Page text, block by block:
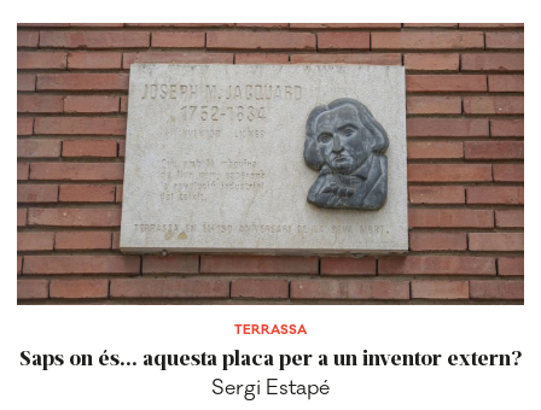
TERRASSA
Saps on és... aquesta placa per a un inventor extern?
Sergi Estapé